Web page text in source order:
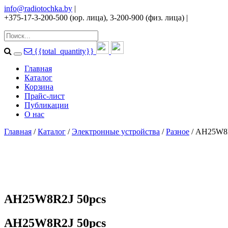
info@radiotochka.by |
+375-17-3-200-500 (юр. лица), 3-200-900 (физ. лица) |
{{total_quantity}}
Главная
Каталог
Корзина
Прайс-лист
Публикации
О нас
Главная /Каталог /Электронные устройства /Разное /
AH25W8R2J 50pcs
AH25W8R2J 50pcs